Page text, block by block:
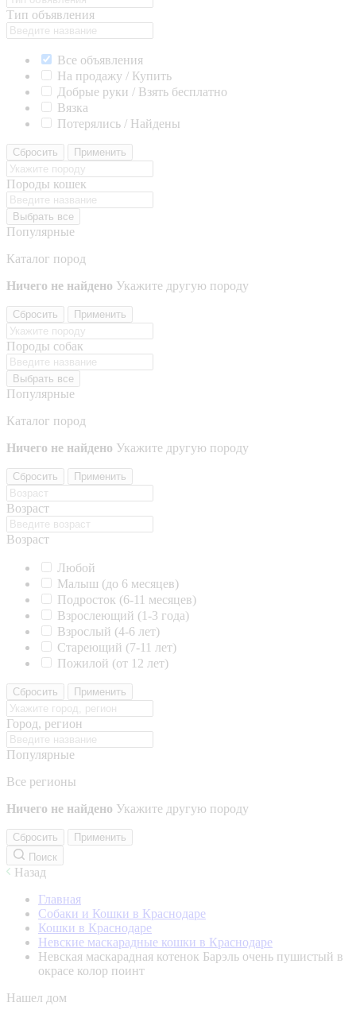
Тип объявления
Все объявления
На продажу / Купить
Добрые руки / Взять бесплатно
Вязка
Потерялись / Найдены
Сбросить Применить
Породы кошек
Выбрать все
Популярные
Каталог пород
Ничего не найдено Укажите другую породу
Сбросить Применить
Породы собак
Выбрать все
Популярные
Каталог пород
Ничего не найдено Укажите другую породу
Сбросить Применить
Возраст
Возраст
Любой
Малыш (до 6 месяцев)
Подросток (6-11 месяцев)
Взрослеющий (1-3 года)
Взрослый (4-6 лет)
Стареющий (7-11 лет)
Пожилой (от 12 лет)
Сбросить Применить
Город, регион
Популярные
Все регионы
Ничего не найдено Укажите другую породу
Сбросить
Применить
Поиск
Назад
Главная
Собаки и Кошки в Краснодаре
Кошки в Краснодаре
Невские маскарадные кошки в Краснодаре
Невская маскарадная котенок Барэль очень пушистый в
окрасе колор поинт
Нашел дом